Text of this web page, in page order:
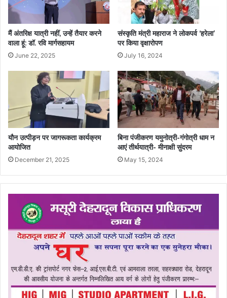
मैं अंतरिक्ष यात्री नहीं, उन्हें तैयार करने
वाला हूं: डॉ. रवि मार्गसहायम
June 22, 2025
संस्कृति मंत्री महाराज ने लोकपर्व ‘हरेला’
पर किया वृक्षारोपण
July 16, 2024
यौन उत्पीड़न पर जागरूकता कार्यक्रम
आयोजित
December 21, 2025
बिना पंजीकरण यमुनोत्री-गंगोत्री धाम न
आएं तीर्थयात्री- मीनाक्षी सुंदरम
May 15, 2024